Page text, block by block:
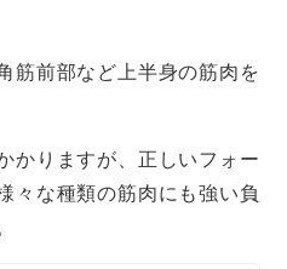
筋前部など上半身の筋肉を
かりますが、正しいフォー
々な種類の筋肉にも強い負